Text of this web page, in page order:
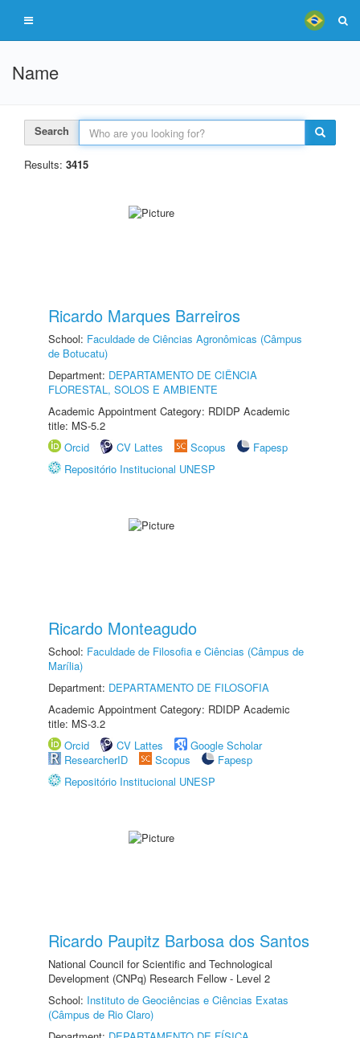
Name
Search
Results: 3415
Ricardo Marques Barreiros
School: Faculdade de Ciências Agronômicas (Câmpus
de Botucatu)
Department: DEPARTAMENTO DE CIÊNCIA
FLORESTAL, SOLOS E AMBIENTE
Academic Appointment Category: RDIDP Academic
title: MS-5.2
Orcid
CV Lattes Scopus
Fapesp
Repositório Institucional UNESP
Ricardo Monteagudo
School: Faculdade de Filosofia e Ciências (Câmpus de
Marília)
Department: DEPARTAMENTO DE FILOSOFIA
Academic Appointment Category: RDIDP Academic
title: MS-3.2
Orcid
CV Lattes
Google Scholar
ResearcherID
Scopus
Fapesp
Repositório Institucional UNESP
Ricardo Paupitz Barbosa dos Santos
National Council for Scientific and Technological
Development (CNPq) Research Fellow - Level 2
School: Instituto de Geociências e Ciências Exatas
(Câmpus de Rio Claro)